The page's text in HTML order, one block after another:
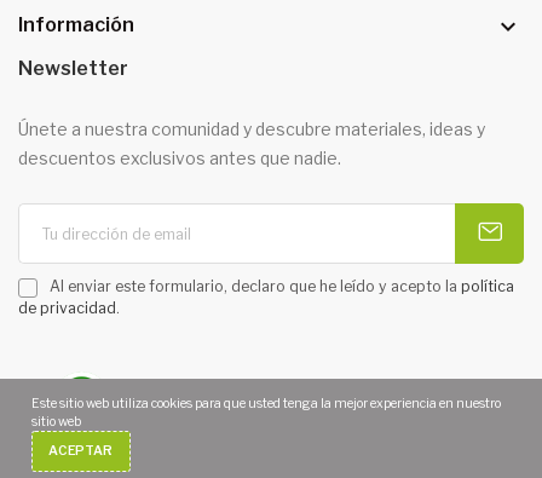
Información 
Newsletter
Únete a nuestra comunidad y descubre materiales, ideas y
descuentos exclusivos antes que nadie.
Al enviar este formulario, declaro que he leído y acepto la política
de privacidad .
Copyright 2026 © MOARÉ MANUALIDADES. Todos los derechos
reservados. | Diseño web
¿Necesitas Ayuda?
Este sitio web utiliza cookies para que usted tenga la mejor experiencia en nuestro
sitio web
ACEPTAR